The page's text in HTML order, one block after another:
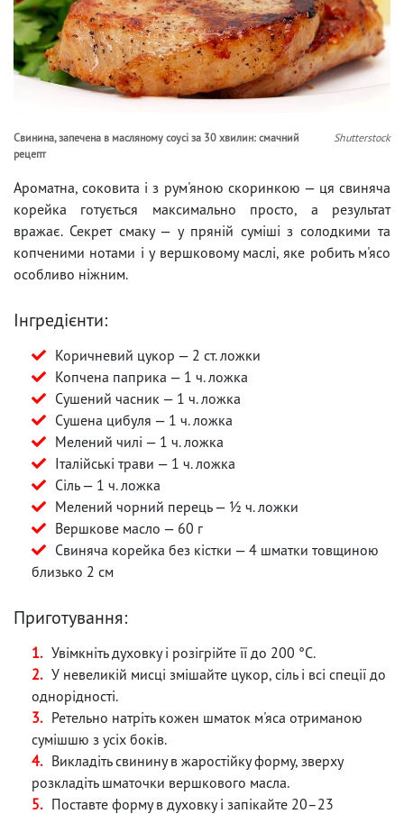
Свинина, запечена в масляному соусі за 30 хвилин: смачний
рецепт
Shutterstock
Ароматна, соковита і з рум'яною скоринкою — ця свиняча
корейка готується максимально просто, а результат
вражає. Секрет смаку — у пряній суміші з солодкими та
копченими нотами і у вершковому маслі, яке робить м'ясо
особливо ніжним.
Інгредієнти:
Коричневий цукор — 2 ст. ложки
Копчена паприка — 1 ч. ложка
Сушений часник — 1 ч. ложка
Сушена цибуля — 1 ч. ложка
Мелений чилі — 1 ч. ложка
Італійські трави — 1 ч. ложка
Сіль — 1 ч. ложка
Мелений чорний перець — ½ ч. ложки
Вершкове масло — 60 г
Свиняча корейка без кістки — 4 шматки товщиною
близько 2 см
Приготування:
Увімкніть духовку і розігрійте її до 200 °C.
У невеликій мисці змішайте цукор, сіль і всі спеції до
однорідності.
Ретельно натріть кожен шматок м'яса отриманою
сумішшю з усіх боків.
Викладіть свинину в жаростійку форму, зверху
розкладіть шматочки вершкового масла.
Поставте форму в духовку і запікайте 20–23